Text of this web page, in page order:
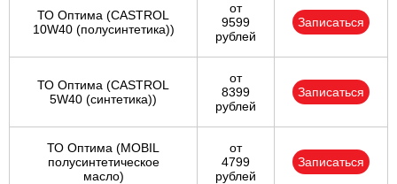
ТО Оптима (CASTROL
10W40 (полусинтетика))
от
9599
рублей
Записаться
ТО Оптима (CASTROL
5W40 (синтетика))
от
8399
рублей
Записаться
ТО Оптима (MOBIL
полусинтетическое
масло)
от
4799
рублей
Записаться